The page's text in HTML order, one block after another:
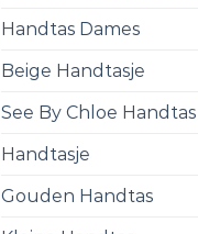
Handtas Dames
Beige Handtasje
See By Chloe Handtas
Handtasje
Gouden Handtas